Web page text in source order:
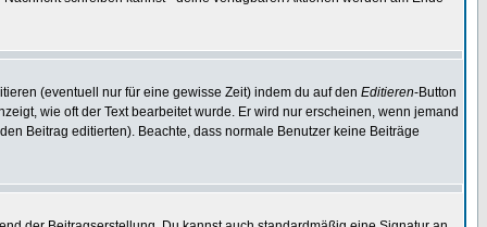
(eventuell nur für eine gewisse Zeit) indem du auf den Editieren-Button
wie oft der Text bearbeitet wurde. Er wird nur erscheinen, wenn jemand
Beitrag editierten). Beachte, dass normale Benutzer keine Beiträge